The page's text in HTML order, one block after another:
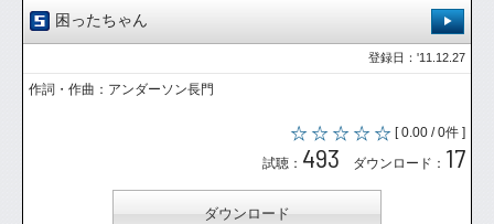
困ったちゃん
登録日：'11.12.27
作詞・作曲：アンダーソン長門
[ 0.00 / 0件 ]
試聴： 493 ダウンロード： 17
ダウンロード